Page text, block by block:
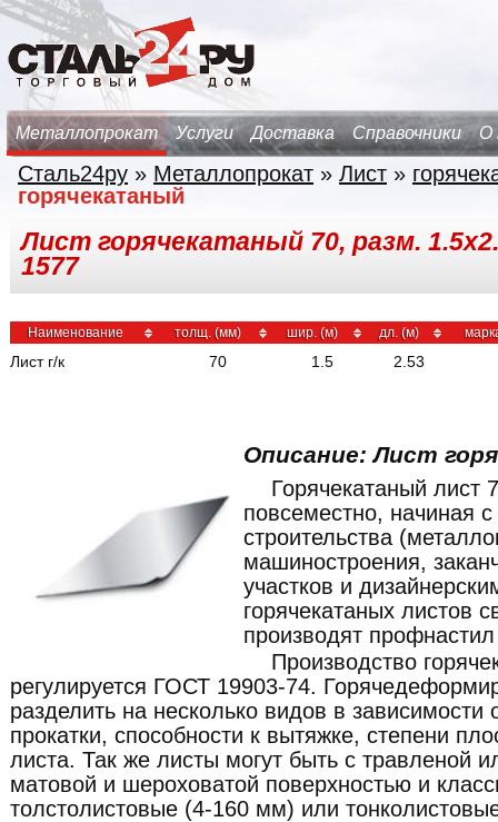
Металлопрокат Услуги Доставка Справочники О
Сталь24ру » Металлопрокат » Лист »
горячекатаный
Лист горячекатаный 70, разм.
1577
Наименование толщ. (мм) шир. (м) дл. (м)
Лист г/к 70 1.5 2.53
Описание: Лист
Горячекатаный лист
повсеместно, начиная
строительства
машиностроения,
участков и
горячекатаных листов
производят
Производство
регулируется ГОСТ 19903-74.
разделить на несколько видов в зависимости
прокатки, способности к вытяжке, степени
листа. Так же листы могут быть с травленой
матовой и шероховатой поверхностью и
толстолистовые (4-160 мм) или